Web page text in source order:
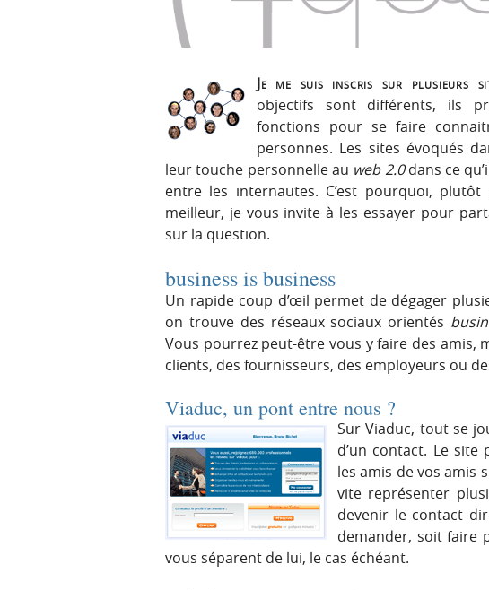
Je me suis inscris sur plusieurs
objectifs sont différents, ils
fonctions pour se faire
personnes. Les sites évoqués
leur touche personnelle au web 2.0dans ce
entre les internautes. C’est pourquoi,
meilleur, je vous invite à les essayer pour
sur la question.
business is business
Un rapide coup d’œil permet de dégager
on trouve des réseaux sociaux orientés
Vous pourrez peut-être vous y faire des amis,
clients, des fournisseurs, des employeurs ou
Viaduc, un pont entre nous ?
Sur Viaduc, tout se
d’un contact. Le
les amis de vos amis
vite représenter
devenir le contact
demander, soit faire
vous séparent de lui, le cas échéant.